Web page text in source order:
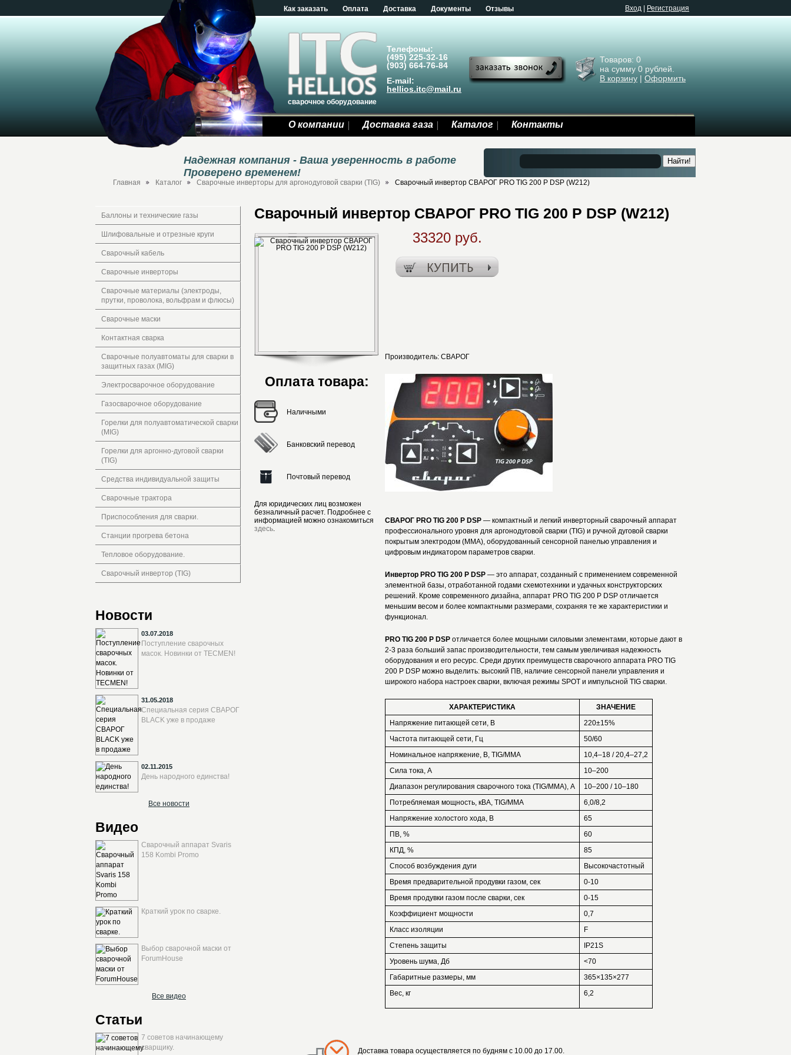
Как заказать Оплата Доставка Документы Отзывы Bход Регистрация
сварочное оборудование
Телефоны:
(495) 225-32-16
(903) 664-76-84
E-mail:
hellios.itc@mail.ru
Товаров: 0
на сумму 0 рублей.
В корзину | Оформить
О компании Доставка газа Каталог Контакты
Надежная компания - Ваша уверенность в работе
Проверено временем!
Найти!
Главная Каталог Сварочные инверторы для аргонодуговой сварки (TIG) Сварочный инвертор СВАРОГ PRO TIG 200 P DSP (W212)
Баллоны и технические газы
Шлифовальные и отрезные круги
Сварочный кабель
Сварочные инверторы
Сварочные материалы (электроды,
прутки, проволока, вольфрам и флюсы)
Сварочные маски
Контактная сварка
Сварочные полуавтоматы для сварки в
защитных газах (MIG)
Электросварочное оборудование
Газосварочное оборудование
Горелки для полуавтоматической сварки
(MIG)
Горелки для аргонно-дуговой сварки
(TIG)
Средства индивидуальной защиты
Сварочные трактора
Приспособления для сварки.
Станции прогрева бетона
Тепловое оборудование.
Сварочный инвертор (TIG)
Новости
03.07.2018
Поступление сварочных
масок. Новинки от TECMEN!
31.05.2018
Специальная серия СВАРОГ
BLACK уже в продаже
02.11.2015
День народного единства!
Все новости
Видео
Сварочный аппарат Svaris
158 Kombi Promo
Краткий урок по сварке.
Выбор сварочной маски от
ForumHouse
Все видео
Статьи
7 советов начинающему
сварщику.
Сварочный инвертор СВАРОГ PRO TIG 200 P DSP (W212)
Оплата товара:
Наличными
Банковский перевод
Почтовый перевод
Для юридических лиц возможен
безналичный расчет. Подробнее с
информацией можно ознакомиться
здесь.
33320 руб.
Производитель: СВАРОГ
СВАРОГ PRO TIG 200 P DSP — компактный и легкий инверторный сварочный аппарат
профессионального уровня для аргонодуговой сварки (TIG) и ручной дуговой сварки
покрытым электродом (ММА), оборудованный сенсорной панелью управления и
цифровым индикатором параметров сварки.
Инвертор PRO TIG 200 P DSP — это аппарат, созданный с применением современной
элементной базы, отработанной годами схемотехники и удачных конструкторских
решений. Кроме современного дизайна, аппарат PRO TIG 200 P DSP отличается
меньшим весом и более компактными размерами, сохраняя те же характеристики и
функционал.
PRO TIG 200 P DSP отличается более мощными силовыми элементами, которые дают в
2-3 раза больший запас производительности, тем самым увеличивая надежность
оборудования и его ресурс. Среди других преимуществ сварочного аппарата PRO TIG
200 P DSP можно выделить: высокий ПВ, наличие сенсорной панели управления и
широкого набора настроек сварки, включая режимы SPOT и импульсной TIG сварки.
ХАРАКТЕРИСТИКА
ЗНАЧЕНИЕ
Напряжение питающей сети, В
220±15%
Частота питающей сети, Гц
50/60
Номинальное напряжение, В, TIG/MMA
10,4–18 / 20,4–27,2
Сила тока, А
10–200
Диапазон регулирования сварочного тока (TIG/MMA), А
10–200 / 10–180
Потребляемая мощность, кВА, TIG/MMA
6,0/8,2
Напряжение холостого хода, В
65
ПВ, %
60
КПД, %
85
Способ возбуждения дуги
Высокочастотный
Время предварительной продувки газом, сек
0-10
Время продувки газом после сварки, сек
0-15
Коэффициент мощности
0,7
Класс изоляции
F
Степень защиты
IP21S
Уровень шума, Дб
<70
Габаритные размеры, мм
365×135×277
Вес, кг
6,2
Доставка товара осуществляется по будням с 10.00 до 17.00.